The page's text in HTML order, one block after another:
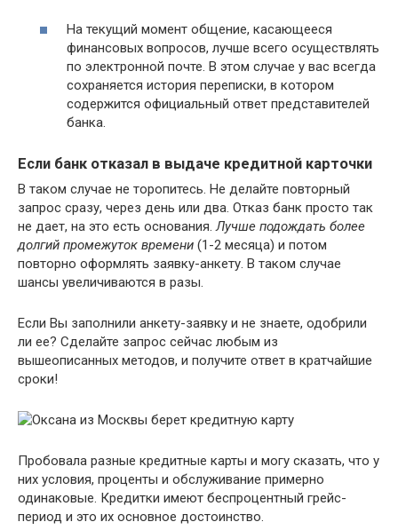
На текущий момент общение, касающееся
финансовых вопросов, лучше всего осуществлять
по электронной почте. В этом случае у вас всегда
сохраняется история переписки, в котором
содержится официальный ответ представителей
банка.
Если банк отказал в выдаче кредитной карточки
В таком случае не торопитесь. Не делайте повторный
запрос сразу, через день или два. Отказ банк просто так
не дает, на это есть основания. Лучше подождать более
долгий промежуток времени (1-2 месяца) и потом
повторно оформлять заявку-анкету. В таком случае
шансы увеличиваются в разы.
Если Вы заполнили анкету-заявку и не знаете, одобрили
ли ее? Сделайте запрос сейчас любым из
вышеописанных методов, и получите ответ в кратчайшие
сроки!
Пробовала разные кредитные карты и могу сказать, что у
них условия, проценты и обслуживание примерно
одинаковые. Кредитки имеют беспроцентный грейс-
период и это их основное достоинство.